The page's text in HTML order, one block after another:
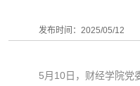
发布时间：2025/05/12
5月10日，财经学院党